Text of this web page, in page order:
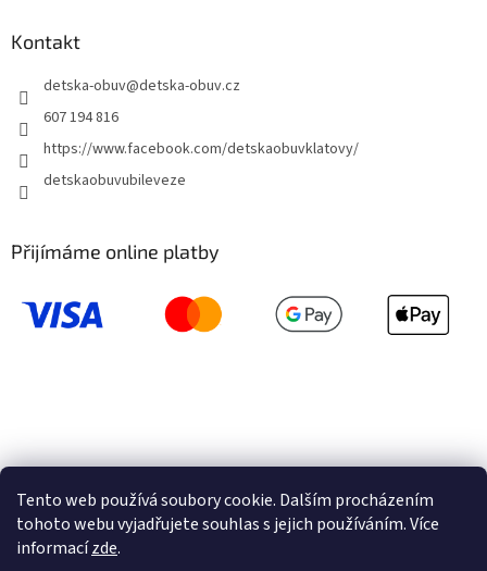
Tento web používá soubory cookie. Dalším procházením
tohoto webu vyjadřujete souhlas s jejich používáním. Více
informacízde.
Kontakt
detska-obuv@detska-obuv.cz
607 194 816
https://www.facebook.com/detskaobuvklatovy/
detskaobuvubileveze
Přijímáme online platby